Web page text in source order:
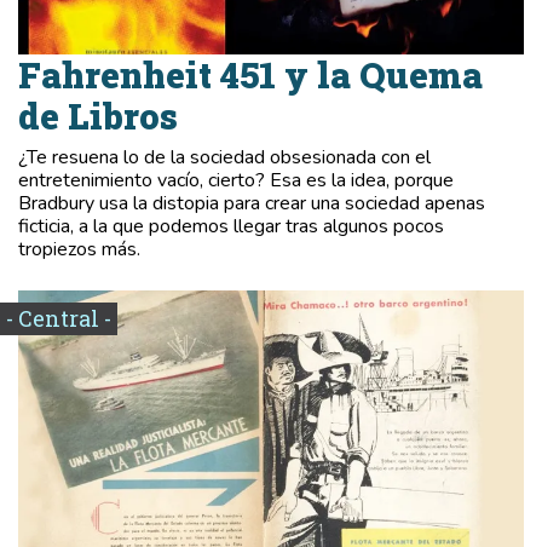
Fahrenheit 451 y la Quema
de Libros
¿Te resuena lo de la sociedad obsesionada con el
entretenimiento vacío, cierto? Esa es la idea, porque
Bradbury usa la distopia para crear una sociedad apenas
ficticia, a la que podemos llegar tras algunos pocos
tropiezos más.
- Central -